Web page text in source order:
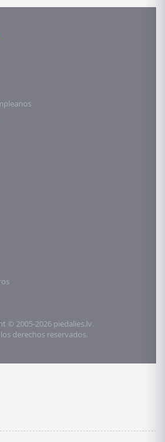
© 2005-2026 piedalies.lv.
derechos reservados.